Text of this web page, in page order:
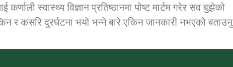
स्वास्थ्य विज्ञान प्रतिष्ठानमा पोष्ट मार्टम गरेर सव बुझेको
र कसरि दुरर्घटना भयो भन्ने बारे एकिन जानकारी नभएको बताउनु